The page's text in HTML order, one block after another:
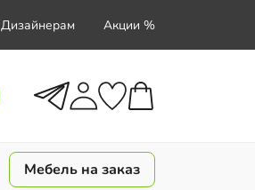
Дизайнерам Акции %
Мебель на заказ